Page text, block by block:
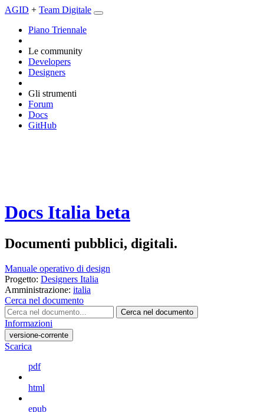
AGID + Team Digitale
Piano Triennale
Le community
Developers
Designers
Gli strumenti
Forum
Docs
GitHub
Docs Italia beta
Documenti pubblici, digitali.
Manuale operativo di design
Progetto: Designers Italia
Amministrazione: italia
Cerca nel documento
Cerca nel documento
Informazioni
versione-corrente
Scarica
pdf
html
epub